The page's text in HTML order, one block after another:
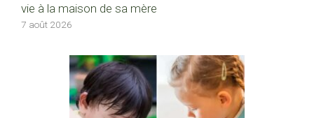
vie à la maison de sa mère
7 août 2026